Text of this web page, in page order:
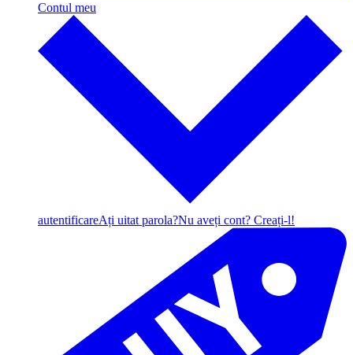
Contul meu
autentificareAți uitat parola?Nu aveți cont? Creați-l!